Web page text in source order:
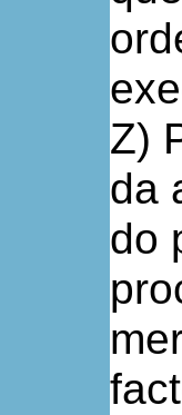
Z)
da
do